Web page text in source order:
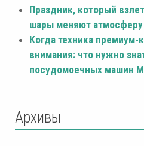
Праздник, который
шары меняют
Когда техника премиум-
внимания: что нужно
посудомоечных машин
Архивы